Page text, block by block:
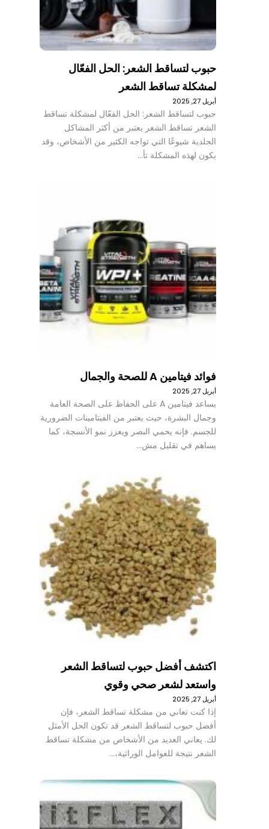
حبوب لتساقط الشعر: الحل الفعّال
لمشكلة تساقط الشعر
أبريل 27, 2025
حبوب لتساقط الشعر: الحل الفعّال لمشكلة تساقط
الشعر تساقط الشعر يعتبر من أكثر المشاكل
الجلدية شيوعًا التي تواجه الكثير من الأشخاص، وقد
يكون لهذه المشكلة تأ…
فوائد فيتامين A للصحة والجمال
أبريل 27, 2025
يساعد فيتامين A على الحفاظ على الصحة العامة
وجمال البشرة، حيث يعتبر من الفيتامينات الضرورية
للجسم. فإنه يحمي البصر ويعزز نمو الأنسجة، كما
يساهم في تقليل مش…
اكتشف أفضل حبوب لتساقط الشعر
واستعد لشعر صحي وقوي
أبريل 27, 2025
إذا كنت تعاني من مشكلة تساقط الشعر، فإن
أفضل حبوب لتساقط الشعر قد تكون الحل الأمثل
لك. يعاني العديد من الأشخاص من مشكلة تساقط
الشعر نتيجة للعوامل الوراثية،…